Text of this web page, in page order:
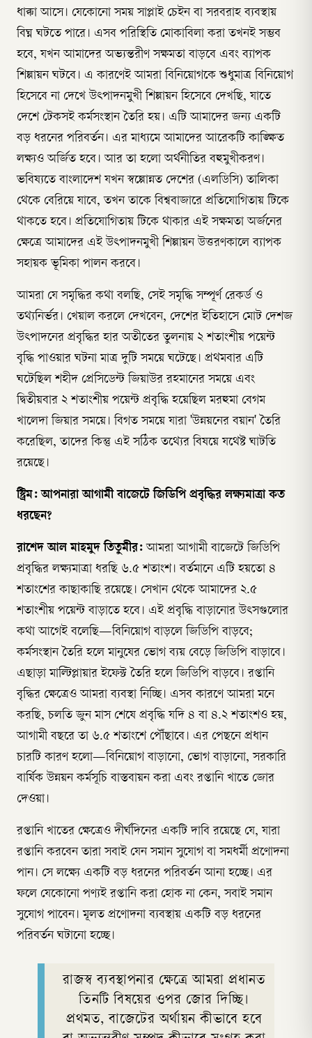
ধাক্কা আসে। যেকোনো সময় সাপ্লাই চেইন বা সরবরাহ ব্যবস্থায়
বিঘ্ন ঘটতে পারে। এসব পরিস্থিতি মোকাবিলা করা তখনই সম্ভব
হবে, যখন আমাদের অভ্যন্তরীণ সক্ষমতা বাড়বে এবং ব্যাপক
শিল্পায়ন ঘটবে। এ কারণেই আমরা বিনিয়োগকে শুধুমাত্র বিনিয়োগ
হিসেবে না দেখে উৎপাদনমুখী শিল্পায়ন হিসেবে দেখছি, যাতে
দেশে টেকসই কর্মসংস্থান তৈরি হয়। এটি আমাদের জন্য একটি
বড় ধরনের পরিবর্তন। এর মাধ্যমে আমাদের আরেকটি কাঙ্ক্ষিত
লক্ষ্যও অর্জিত হবে। আর তা হলো অর্থনীতির বহুমুখীকরণ।
ভবিষ্যতে বাংলাদেশ যখন স্বল্পোন্নত দেশের (এলডিসি) তালিকা
থেকে বেরিয়ে যাবে, তখন তাকে বিশ্ববাজারে প্রতিযোগিতায় টিকে
থাকতে হবে। প্রতিযোগিতায় টিকে থাকার এই সক্ষমতা অর্জনের
ক্ষেত্রে আমাদের এই উৎপাদনমুখী শিল্পায়ন উত্তরণকালে ব্যাপক
সহায়ক ভূমিকা পালন করবে।
আমরা যে সমৃদ্ধির কথা বলছি, সেই সমৃদ্ধি সম্পূর্ণ রেকর্ড ও
তথ্যনির্ভর। খেয়াল করলে দেখবেন, দেশের ইতিহাসে মোট দেশজ
উৎপাদনের প্রবৃদ্ধির হার অতীতের তুলনায় ২ শতাংশীয় পয়েন্ট
বৃদ্ধি পাওয়ার ঘটনা মাত্র দুটি সময়ে ঘটেছে। প্রথমবার এটি
ঘটেছিল শহীদ প্রেসিডেন্ট জিয়াউর রহমানের সময়ে এবং
দ্বিতীয়বার ২ শতাংশীয় পয়েন্ট প্রবৃদ্ধি হয়েছিল মরহুমা বেগম
খালেদা জিয়ার সময়ে। বিগত সময়ে যারা 'উন্নয়নের বয়ান' তৈরি
করেছিল, তাদের কিন্তু এই সঠিক তথ্যের বিষয়ে যথেষ্ট ঘাটতি
রয়েছে।
স্ট্রিম: আপনারা আগামী বাজেটে জিডিপি প্রবৃদ্ধির লক্ষ্যমাত্রা কত
ধরছেন?
রাশেদ আল মাহমুদ তিতুমীর: আমরা আগামী বাজেটে জিডিপি
প্রবৃদ্ধির লক্ষ্যমাত্রা ধরছি ৬.৫ শতাংশ। বর্তমানে এটি হয়তো ৪
শতাংশের কাছাকাছি রয়েছে। সেখান থেকে আমাদের ২.৫
শতাংশীয় পয়েন্ট বাড়াতে হবে। এই প্রবৃদ্ধি বাড়ানোর উৎসগুলোর
কথা আগেই বলেছি—বিনিয়োগ বাড়লে জিডিপি বাড়বে;
কর্মসংস্থান তৈরি হলে মানুষের ভোগ ব্যয় বেড়ে জিডিপি বাড়াবে।
এছাড়া মাল্টিপ্লায়ার ইফেক্ট তৈরি হলে জিডিপি বাড়বে। রপ্তানি
বৃদ্ধির ক্ষেত্রেও আমরা ব্যবস্থা নিচ্ছি। এসব কারণে আমরা মনে
করছি, চলতি জুন মাস শেষে প্রবৃদ্ধি যদি ৪ বা ৪.২ শতাংশও হয়,
আগামী বছরে তা ৬.৫ শতাংশে পৌঁছাবে। এর পেছনে প্রধান
চারটি কারণ হলো—বিনিয়োগ বাড়ানো, ভোগ বাড়ানো, সরকারি
বার্ষিক উন্নয়ন কর্মসূচি বাস্তবায়ন করা এবং রপ্তানি খাতে জোর
দেওয়া।
রপ্তানি খাতের ক্ষেত্রেও দীর্ঘদিনের একটি দাবি রয়েছে যে, যারা
রপ্তানি করবেন তারা সবাই যেন সমান সুযোগ বা সমধর্মী প্রণোদনা
পান। সে লক্ষ্যে একটি বড় ধরনের পরিবর্তন আনা হচ্ছে। এর
ফলে যেকোনো পণ্যই রপ্তানি করা হোক না কেন, সবাই সমান
সুযোগ পাবেন। মূলত প্রণোদনা ব্যবস্থায় একটি বড় ধরনের
পরিবর্তন ঘটানো হচ্ছে।
রাজস্ব ব্যবস্থাপনার ক্ষেত্রে আমরা প্রধানত
তিনটি বিষয়ের ওপর জোর দিচ্ছি।
প্রথমত, বাজেটের অর্থায়ন কীভাবে হবে